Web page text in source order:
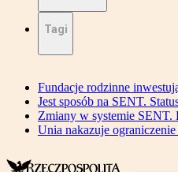
Tagi
Fundacje rodzinne
Jest sposób na SENT.
Zmiany w systemie SENT.
Unia nakazuje